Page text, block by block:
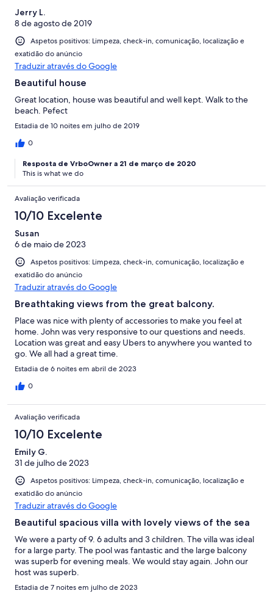
Jerry L.
8 de agosto de 2019
Aspetos positivos: Limpeza, check-in, comunicação, localização e
exatidão do anúncio
Traduzir através do Google
Beautiful house
Great location, house was beautiful and well kept. Walk to the
beach. Pefect
Estadia de 10 noites em julho de 2019
0
Resposta de VrboOwner a 21 de março de 2020
This is what we do
Avaliação verificada
10/10 Excelente
Susan
6 de maio de 2023
Aspetos positivos: Limpeza, check-in, comunicação, localização e
exatidão do anúncio
Traduzir através do Google
Breathtaking views from the great balcony.
Place was nice with plenty of accessories to make you feel at
home. John was very responsive to our questions and needs.
Location was great and easy Ubers to anywhere you wanted to
go. We all had a great time.
Estadia de 6 noites em abril de 2023
0
Avaliação verificada
10/10 Excelente
Emily G.
31 de julho de 2023
Aspetos positivos: Limpeza, check-in, comunicação, localização e
exatidão do anúncio
Traduzir através do Google
Beautiful spacious villa with lovely views of the sea
We were a party of 9. 6 adults and 3 children. The villa was ideal
for a large party. The pool was fantastic and the large balcony
was superb for evening meals. We would stay again. John our
host was superb.
Estadia de 7 noites em julho de 2023